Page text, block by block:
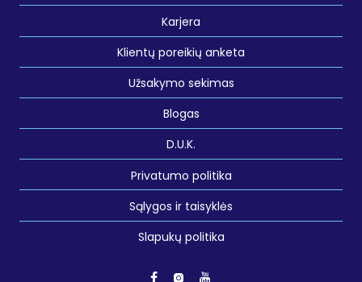
Karjera
Klientų poreikių anketa
Užsakymo sekimas
Blogas
D.U.K.
Privatumo politika
Sąlygos ir taisyklės
Slapukų politika